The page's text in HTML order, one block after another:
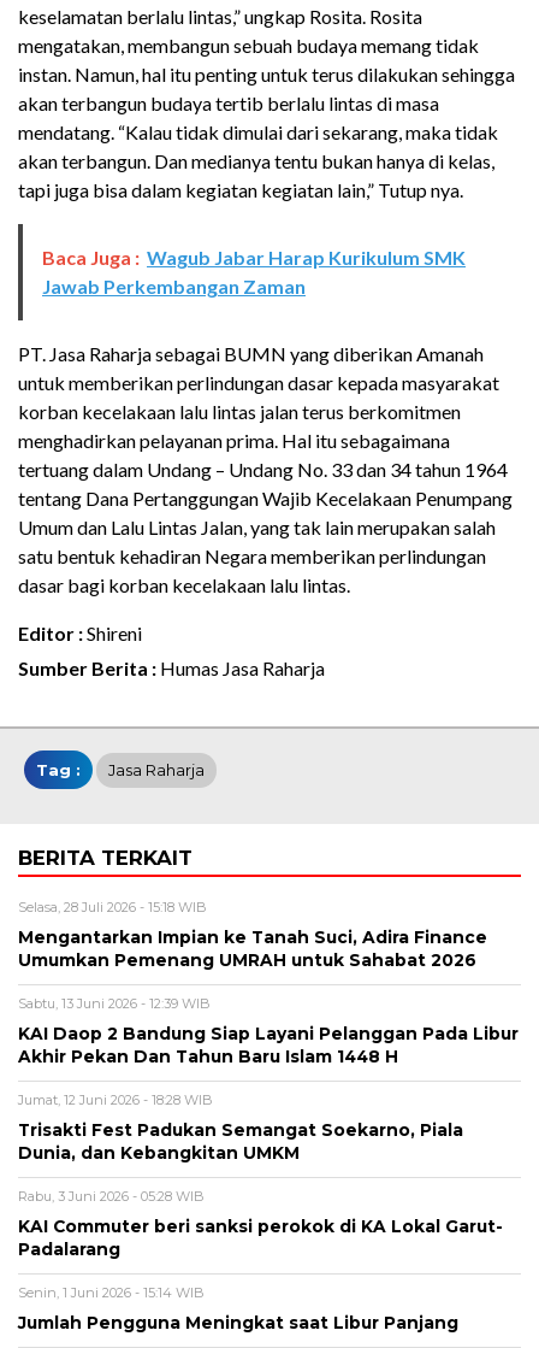
keselamatan berlalu lintas,” ungkap Rosita. Rosita
mengatakan, membangun sebuah budaya memang tidak
instan. Namun, hal itu penting untuk terus dilakukan sehingga
akan terbangun budaya tertib berlalu lintas di masa
mendatang. “Kalau tidak dimulai dari sekarang, maka tidak
akanterbangun. Dan medianya tentu bukan hanya di kelas,
tapi juga bisa dalam kegiatan kegiatan lain,” Tutup nya.
Baca Juga : Wagub Jabar Harap Kurikulum SMK
Jawab Perkembangan Zaman
PT. Jasa Raharja sebagai BUMN yang diberikan Amanah
untuk memberikan perlindungan dasar kepada masyarakat
korban kecelakaan lalu lintas jalan terus berkomitmen
menghadirkan pelayanan prima. Hal itu sebagaimana
tertuang dalam Undang – Undang No. 33 dan 34 tahun 1964
tentang Dana Pertanggungan Wajib Kecelakaan Penumpang
Umum dan Lalu Lintas Jalan, yang tak lain merupakan salah
satu bentuk kehadiran Negara memberikan perlindungan
dasar bagi korban kecelakaan lalu lintas.
Editor :Shireni
Sumber Berita : Humas Jasa Raharja
Tag : Jasa Raharja
BERITA TERKAIT
Selasa, 28 Juli 2026 - 15:18 WIB
Mengantarkan Impian ke Tanah Suci, Adira Finance
Umumkan Pemenang UMRAH untuk Sahabat 2026
Sabtu, 13 Juni 2026 - 12:39 WIB
KAI Daop 2 Bandung Siap Layani Pelanggan Pada Libur
Akhir Pekan Dan Tahun Baru Islam 1448 H
Jumat, 12 Juni 2026 - 18:28 WIB
Trisakti Fest Padukan Semangat Soekarno, Piala
Dunia, dan Kebangkitan UMKM
Rabu, 3 Juni 2026 - 05:28 WIB
KAI Commuter beri sanksi perokok di KA Lokal Garut-
Padalarang
Senin, 1 Juni 2026 - 15:14 WIB
Jumlah Pengguna Meningkat saat Libur Panjang